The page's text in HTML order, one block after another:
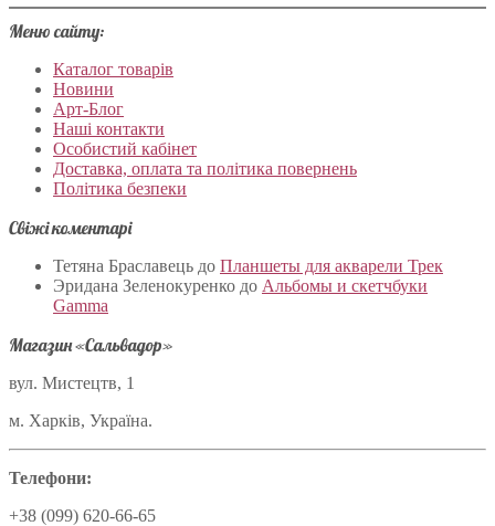
Меню сайту:
Каталог товарів
Новини
Арт-Блог
Наші контакти
Особистий кабінет
Доставка, оплата та політика повернень
Політика безпеки
Свіжі коментарі
Тетяна Браславець до Планшеты для акварели Трек
Эридана Зеленокуренко до Альбомы и скетчбуки
Gamma
Магазин «Сальвадор»
вул. Мистецтв, 1
м. Харків, Україна.
Телефони:
+38 (099) 620-66-65